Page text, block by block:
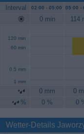
Interval 02:00 - 05:00 05:00 -
0 min 114
60 min
120 min
0.5 mm
1 mm
0 mm 0
%
0 % 0
Wetter-Details